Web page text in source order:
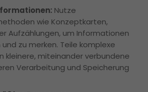
Nutze
wie Konzeptkarten,
Aufzählungen, um Informationen
zu merken. Teile komplexe
kleinere, miteinander verbundene
Verarbeitung und Speicherung